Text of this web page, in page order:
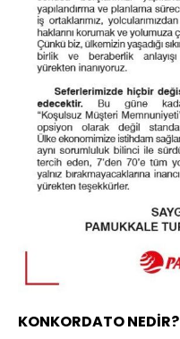
KONKORDATO NEDİR?